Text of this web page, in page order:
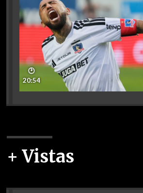
🕑
20:54
+ Vistas